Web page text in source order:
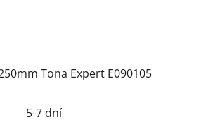
Tona Expert E090105
5-7 dní